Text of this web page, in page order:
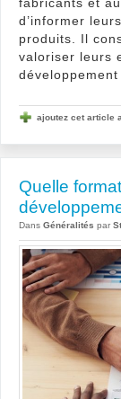
d’informer
produits. Il
valoriser leurs
développement
ajoutez cet article
Quelle
Dans Généralités par